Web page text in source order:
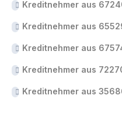
Kreditnehmer aus
Kreditnehmer aus
Kreditnehmer aus
Kreditnehmer aus
Kreditnehmer aus